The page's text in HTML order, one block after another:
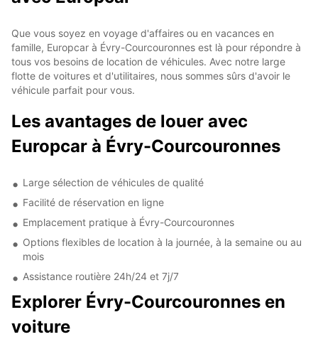
Que vous soyez en voyage d'affaires ou en vacances en
famille, Europcar à Évry-Courcouronnes est là pour répondre à
tous vos besoins de location de véhicules. Avec notre large
flotte de voitures et d'utilitaires, nous sommes sûrs d'avoir le
véhicule parfait pour vous.
Les avantages de louer avec
Europcar à Évry-Courcouronnes
Large sélection de véhicules de qualité
Facilité de réservation en ligne
Emplacement pratique à Évry-Courcouronnes
Options flexibles de location à la journée, à la semaine ou au
mois
Assistance routière 24h/24 et 7j/7
Explorer Évry-Courcouronnes en
voiture